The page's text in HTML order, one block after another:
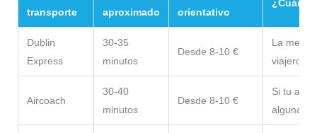
transporte
aproximado
orientativo
Dublin
Express
30-35
minutos
Desde 8-10 €
La mejor
viajeros
Aircoach
30-40
minutos
Desde 8-10 €
Si tu
alguna